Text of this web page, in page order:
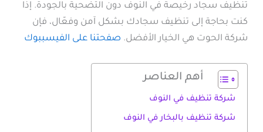
تنظيف سجاد رخيصة في النوف دون التضحية بالجودة. إذا
كنت بحاجة إلى تنظيف سجادك بشكل آمن وفعّال، فإن
شركة الحوت هي الخيار الأفضل. صفحتنا على الفيسببوك
أهم العناصر
شركة تنظيف في النوف
شركة تنظيف بالبخار في النوف